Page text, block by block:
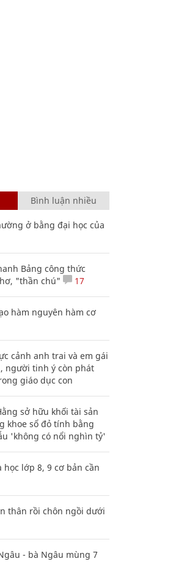
Bình luận nhiều
ở bằng đại học của
Bảng công thức
"thần chú"
17
hàm nguyên hàm cơ
cảnh anh trai và em gái
người tinh ý còn phát
giáo dục con
sở hữu khối tài sản
khoe sổ đỏ tính bằng
'không có nổi nghìn tỷ'
học lớp 8, 9 cơ bản cần
thân rồi chôn ngồi dưới
- bà Ngâu mùng 7